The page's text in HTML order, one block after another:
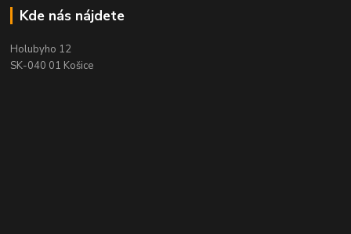
Kde nás nájdete
Holubyho 12
SK-040 01 Košice